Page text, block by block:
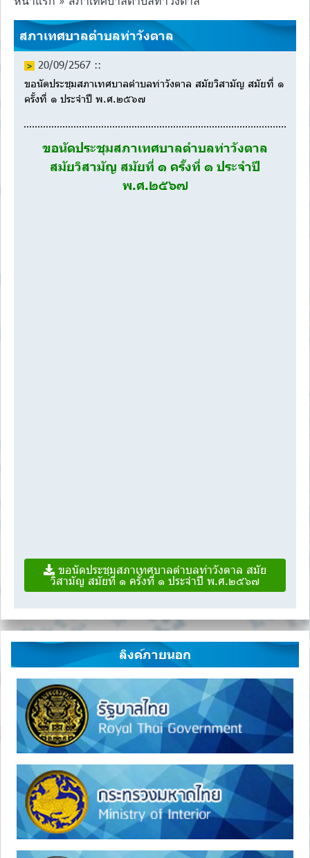
สภาเทศบาลตำบลท่าวังตาล
20/09/2567 ::
ขอนัดประชุมสภาเทศบาลตำบลท่าวังตาล สมัยวิสามัญ สมัยที่ ๑
ครั้งที่ ๑ ประจำปี พ.ศ.๒๕๖๗
ขอนัดประชุมสภาเทศบาลตำบลท่าวังตาล
สมัยวิสามัญ สมัยที่ ๑ ครั้งที่ ๑ ประจำปี
พ.ศ.๒๕๖๗
ขอนัดประชุมสภาเทศบาลตำบลท่าวังตาล สมัย
วิสามัญ สมัยที่ ๑ ครั้งที่ ๑ ประจำปี พ.ศ.๒๕๖๗
ลิงค์ภายนอก